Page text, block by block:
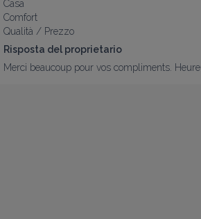
Casa
Comfort
Qualità / Prezzo
Risposta del proprietario
Merci beaucoup pour vos compliments.